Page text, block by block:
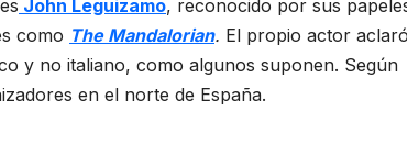
John Leguizamo, reconocido por sus
como The Mandalorian. El propio actor
y no italiano, como algunos suponen. Según
en el norte de España.